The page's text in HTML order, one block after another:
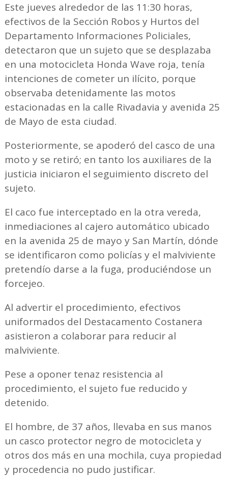
Este jueves alrededor de las 11:30 horas,
efectivos de la Sección Robos y Hurtos del
Departamento Informaciones Policiales,
detectaron que un sujeto que se desplazaba
en una motocicleta Honda Wave roja, tenía
intenciones de cometer un ilícito, porque
observaba detenidamente las motos
estacionadas en la calle Rivadavia y avenida 25
de Mayo de esta ciudad.
Posteriormente, se apoderó del casco de una
moto y se retiró; en tanto los auxiliares de la
justicia iniciaron el seguimiento discreto del
sujeto.
El caco fue interceptado en la otra vereda,
inmediaciones al cajero automático ubicado
en la avenida 25 de mayo y San Martín, dónde
se identificaron como policías y el malviviente
pretendío darse a la fuga, produciéndose un
forcejeo.
Al advertir el procedimiento, efectivos
uniformados del Destacamento Costanera
asistieron a colaborar para reducir al
malviviente.
Pese a oponer tenaz resistencia al
procedimiento, el sujeto fue reducido y
detenido.
El hombre, de 37 años, llevaba en sus manos
un casco protector negro de motocicleta y
otros dos más en una mochila, cuya propiedad
y procedencia no pudo justificar.